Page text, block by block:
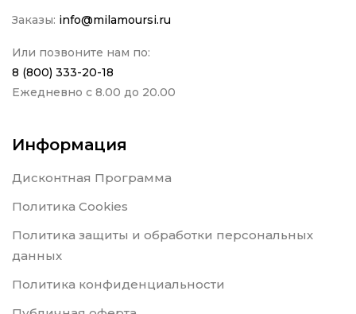
Заказы: info@milamoursi.ru
Или позвоните нам по:
8 (800) 333-20-18
Ежедневно с 8.00 до 20.00
Информация
Дисконтная Программа
Политика Cookies
Политика защиты и обработки персональных
данных
Политика конфиденциальности